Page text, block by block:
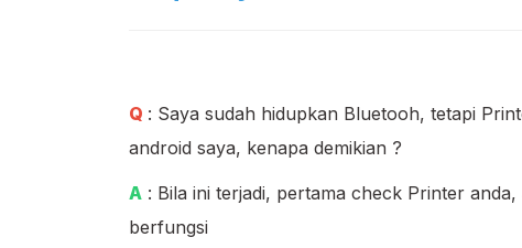
Q : Saya sudah hidupkan Bluetooh, tetapi
android saya, kenapa demikian ?
A : Bila ini terjadi, pertama check Printer
berfungsi